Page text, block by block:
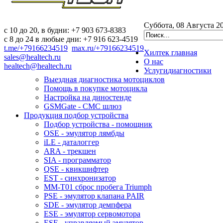
c 10 до 20, в будни: +7 903 673-8383
с 8 до 24 в любые дни: +7 916 623-4519
t.me/+79166234519 max.ru/+79166234519
sales@healtech.ru
healtech@healtech.ru
Суббота, 08 Августа
Хилтек главная
О нас
Услугидиагностики
Выездная диагностика мотоциклов
Помощь в покупке мотоцикла
Настройка на диностенде
GSMGate - СМС шлюз
Продукция подбор устройства
Подбор устройства - помощник
OSE - эмулятор лямбды
iLE - даталоггер
ARA - трекшен
SIA - программатор
QSE - квикшифтер
EST - синхронизатор
MM-T01 сброс пробега Triumph
PSE - эмулятор клапана PAIR
SDE - эмулятор демпфера
ESE - эмулятор сервомотора